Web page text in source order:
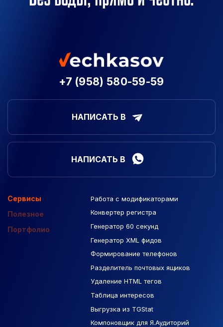
+7 (958) 580-59-59
НАПИСАТЬ В
НАПИСАТЬ В
Сервисы
Полезное
Портфолио
Работа с модификаторами
Конвертер регистра
Генератор 60 секунд
Генератор XML фидов
Формирование телефонов
Разделитель почтовых ящиков
Удаление HTML тегов
Таблица интересов
Выгрузка из TGStat
Компоновщик для Я.Аудиторий
Подборка сайтов
Макеты Figma
База Яндекс Карты
РСЯ площадки
Созданные сайты
Контекстная реклама